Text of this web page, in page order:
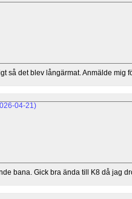
så det blev långärmat. Anmälde mig
bana. Gick bra ända till K8 då jag